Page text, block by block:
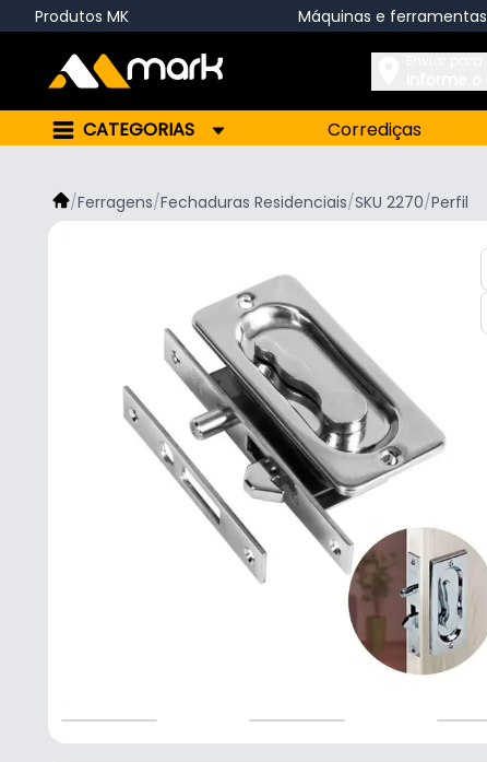
Produtos MK Máquinas e ferramentas
CATEGORIAS Corrediças
/Ferragens/Fechaduras Residenciais/SKU 2270/Perfil